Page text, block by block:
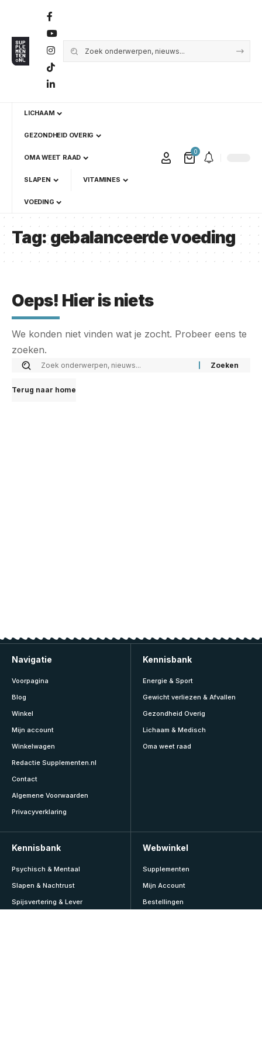
LICHAAM
GEZONDHEID OVERIG
OMA WEET RAAD
SLAPEN VITAMINES
VOEDING
0
Tag:gebalanceerde voeding
Oeps! Hier is niets
We konden niet vinden wat je zocht. Probeer eens te
zoeken.
Terug naar home
Navigatie
Voorpagina
Blog
Winkel
Mijn account
Winkelwagen
Redactie Supplementen.nl
Contact
Algemene Voorwaarden
Privacyverklaring
Kennisbank
Energie & Sport
Gewicht verliezen & Afvallen
Gezondheid Overig
Lichaam & Medisch
Oma weet raad
Kennisbank
Psychisch & Mentaal
Slapen & Nachtrust
Spijsvertering & Lever
Webwinkel
Supplementen
Mijn Account
Bestellingen